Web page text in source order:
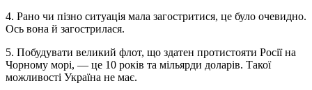
4. Рано чи пізно ситуація мала загостритися, це було очевидно.
Ось вона й загострилася.
5. Побудувати великий флот, що здатен протистояти Росії на
Чорному морі, — це 10 років та мільярди доларів. Такої
можливості Україна не має.